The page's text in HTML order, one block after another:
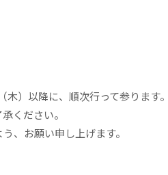
）以降に、順次行って参ります。
ください。
、お願い申し上げます。